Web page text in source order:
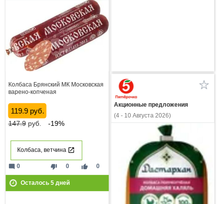
Колбаса Брянский МК Московская
варено-копченая
119.9 руб.
147.9руб. -19%
Колбаса, ветчина
thumb_down 0 thumb_up 0
mode_comment 0
Осталось 5дней
Акционные предложения
(4 - 10 Августа 2026)